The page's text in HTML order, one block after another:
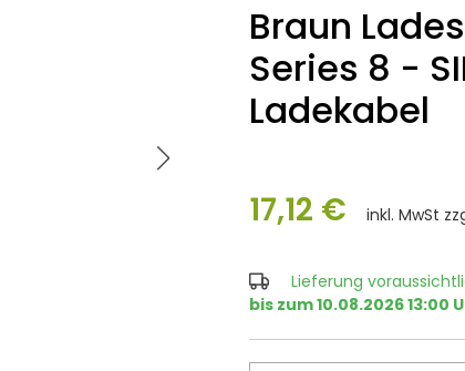
Braun
Series 8 -
Ladekabel
17,12 € inkl. MwSt
Lieferung
bis zum 10.08.2026 13:00